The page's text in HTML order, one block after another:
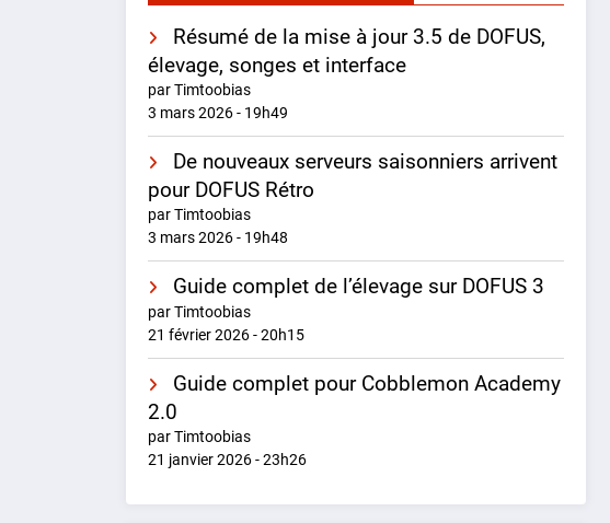
Résumé de la mise à jour 3.5 de DOFUS,
élevage, songes et interface
par Timtoobias
3 mars 2026 - 19h49
De nouveaux serveurs saisonniers arrivent
pour DOFUS Rétro
par Timtoobias
3 mars 2026 - 19h48
Guide complet de l’élevage sur DOFUS 3
par Timtoobias
21 février 2026 - 20h15
Guide complet pour Cobblemon Academy
2.0
par Timtoobias
21 janvier 2026 - 23h26